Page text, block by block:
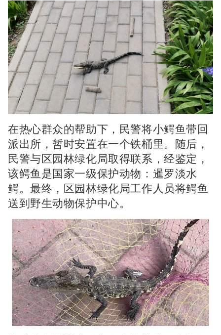
在热心群众的帮助下，民警将小鳄鱼带回
派出所，暂时安置在一个铁桶里。随后，
民警与区园林绿化局取得联系，经鉴定，
该鳄鱼是国家一级保护动物：暹罗淡水
鳄。最终，区园林绿化局工作人员将鳄鱼
送到野生动物保护中心。